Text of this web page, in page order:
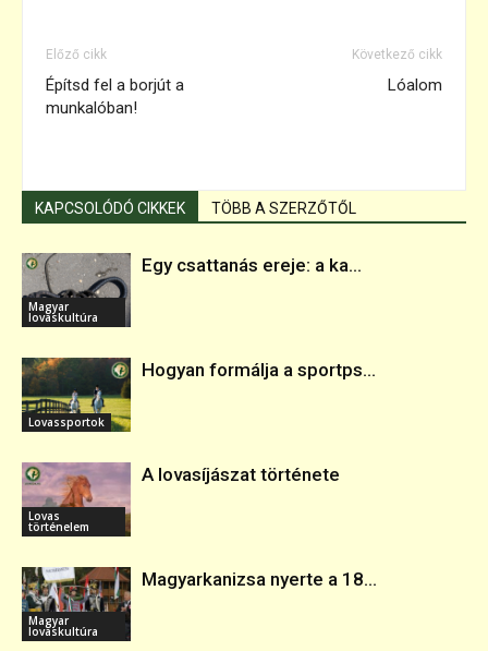
Előző cikk
Építsd fel a borjút a
munkalóban!
Következő cikk
Lóalom
KAPCSOLÓDÓ CIKKEK TÖBB A SZERZŐTŐL
Magyar
lovaskultúra
Egy csattanás ereje: a ka...
Lovassportok
Hogyan formálja a sportps...
Lovas
történelem
A lovasíjászat története
Magyar
lovaskultúra
Magyarkanizsa nyerte a 18...